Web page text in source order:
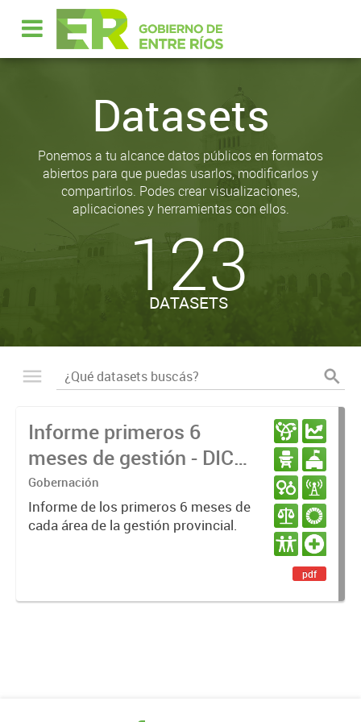
Datasets
Ponemos a tu alcance datos públicos en formatos
abiertos para que puedas usarlos, modificarlos y
compartirlos. Podes crear visualizaciones,
aplicaciones y herramientas con ellos.
123
DATASETS
Informe primeros 6
meses de gestión - DIC
23 / JUN 24
Gobernación
Informe de los primeros 6 meses de
cada área de la gestión provincial.
pdf